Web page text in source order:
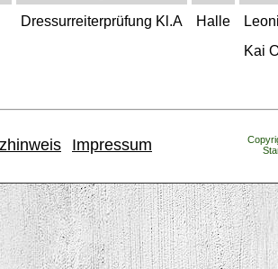
Dressurreiterprüfung Kl.A Halle
Kai
Impressum